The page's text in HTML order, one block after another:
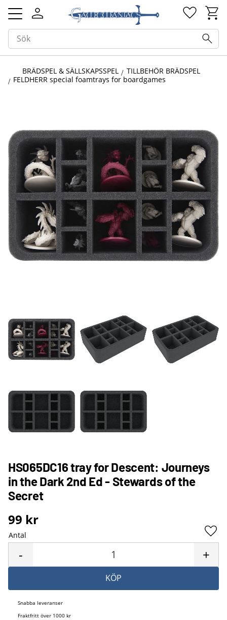
Meny
BRÄDSPEL & SÄLLSKAPSSPEL
TILLBEHÖR BRÄDSPEL
FELDHERR special foamtrays for boardgames
HS065DC16 tray for Descent: Journeys
in the Dark 2nd Ed - Stewards of the
Secret
99 kr
Antal
+
-
KÖP
Snabba leveranser
Fraktfritt över 1000 kr